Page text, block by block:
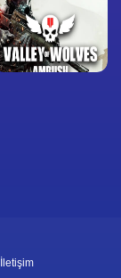
İletişim